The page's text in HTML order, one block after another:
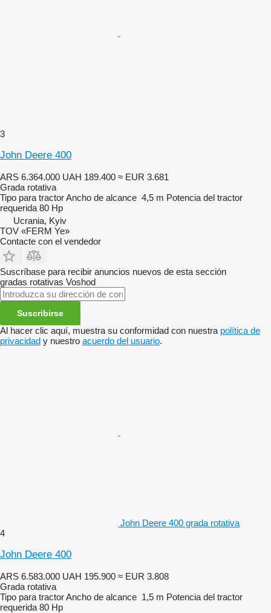
3
John Deere 400
ARS 6.364.000 UAH 189.400 ≈ EUR 3.681
Grada rotativa
Tipo para tractorAncho de alcance 4,5 m Potencia del tractor
requerida 80 Hp
Ucrania, Kyiv
TOV «FERM Ye»
Contacte con el vendedor
Suscríbase para recibir anuncios nuevos de esta sección
gradas rotativas Voshod
Suscribirse
Al hacer clic aquí, muestra su conformidad con nuestra política de
privacidad y nuestro acuerdo del usuario.
John Deere 400 grada rotativa
4
John Deere 400
ARS 6.583.000 UAH 195.900 ≈ EUR 3.808
Grada rotativa
Tipo para tractorAncho de alcance 1,5 m Potencia del tractor
requerida 80 Hp